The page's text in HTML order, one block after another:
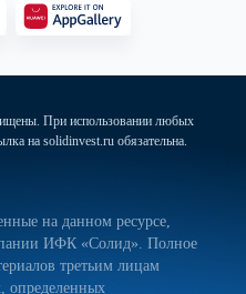
При использовании любых
на solidinvest.ru обязательна.
на данном ресурсе,
ИФК «Солид». Полное
третьим лицам
определенных